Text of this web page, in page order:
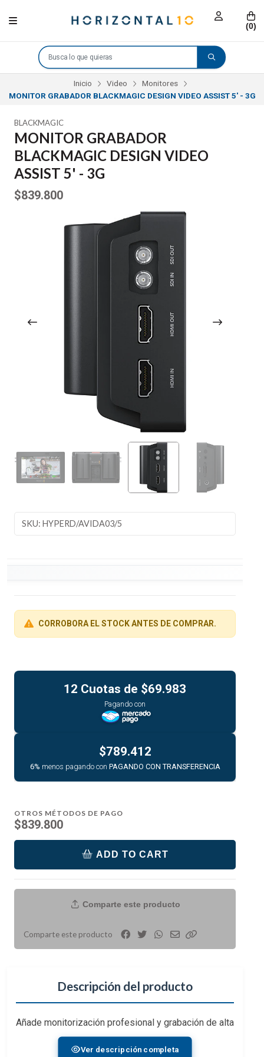
(0)
Inicio Video
Monitores
MONITOR GRABADOR BLACKMAGIC DESIGN VIDEO ASSIST 5' - 3G
BLACKMAGIC
MONITOR GRABADOR
BLACKMAGIC DESIGN VIDEO
ASSIST 5' - 3G
$839.800
SKU: HYPERD/AVIDA03/5
CORROBORA EL STOCK ANTES DE COMPRAR.
12 Cuotas de $69.983
Pagando con
$789.412
6% menos pagando con PAGANDO CON TRANSFERENCIA
OTROS MÉTODOS DE PAGO
$839.800
ADD TO CART
Comparte este producto
Comparte este producto
Descripción del producto
Añade monitorización profesional y grabación de alta
calidad a tu cámara con elmonitor de grabación
Video Assist 3G-SDI/HDMI de 5"deBlackmagic
Ver descripción completa